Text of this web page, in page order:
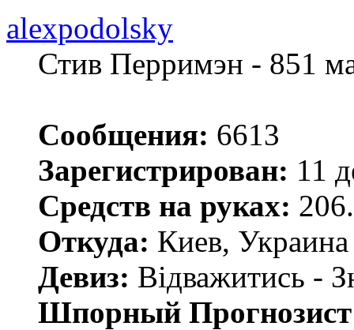
alexpodolsky
Стив Перримэн - 851
Сообщения: 6613
Зарегистрирован: 11
Средств на руках:
Откуда: Киев, Украина
Девиз: Відважитись -
Шпорный